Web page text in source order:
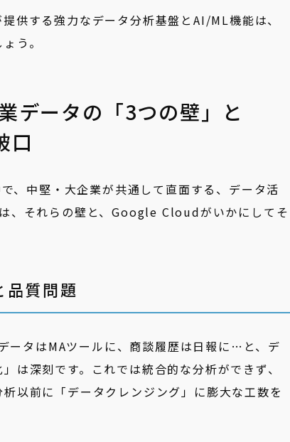
する強力なデータ分析基盤とAI/ML機能は、
う。
データの「3つの壁」と
口
、中堅・大企業が共通して直面する、データ活
、それらの壁と、Google Cloudがいかにしてそ
質問題
ータはMAツールに、商談履歴は日報に…と、デ
は深刻です。これでは統合的な分析ができず、
以前に「データクレンジング」に膨大な工数を